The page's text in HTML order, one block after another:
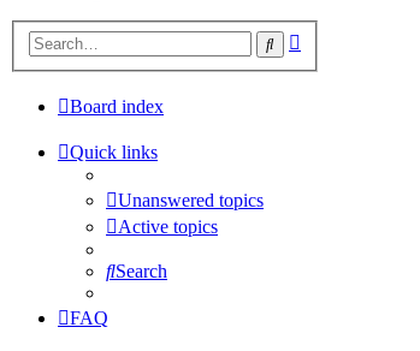
Search
Board index
Quick links
Unanswered topics
Active topics
Search
FAQ